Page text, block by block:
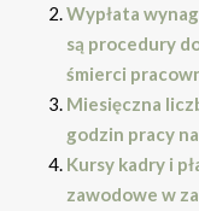
Wypłata
są procedury
śmierci
Miesięczna
godzin pracy
Kursy kadry i
zawodowe w